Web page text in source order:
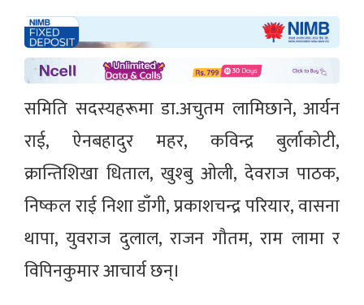
समिति सदस्यहरूमा डा.अचुतम लामिछाने, आर्यन
राई, ऐनबहादुर महर, कविन्द्र बुर्लाकोटी,
क्रान्तिशिखा धिताल, खुश्बु ओली, देवराज पाठक,
निष्कल राई निशा डाँगी, प्रकाशचन्द्र परियार, वासना
थापा, युवराज दुलाल, राजन गौतम, राम लामा र
विपिनकुमार आचार्य छन्।